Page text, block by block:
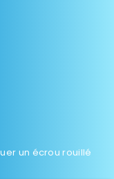
un écrou rouillé